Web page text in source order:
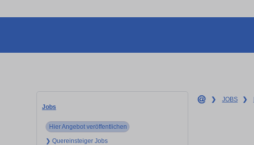
Jobs
Hier Angebot veröffentlichen
❯ Quereinsteiger Jobs
❯ JOBS ❯